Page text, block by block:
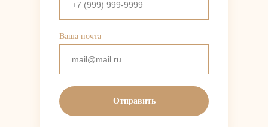
Ваша почта
Отправить